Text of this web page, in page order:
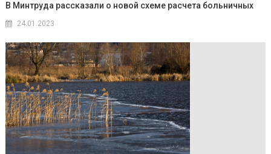
В Минтруда рассказали о новой схеме расчета больничных
24.01.2023